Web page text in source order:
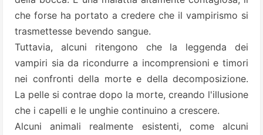
che forse ha portato a credere che il vampirismo si
trasmettesse bevendo sangue.
Tuttavia, alcuni ritengono che la leggenda dei
vampiri sia da ricondurre a incomprensioni e timori
nei confronti della morte e della decomposizione.
La pelle si contrae dopo la morte, creando l'illusione
che i capelli e le unghie continuino a crescere.
Alcuni animali realmente esistenti, come alcuni